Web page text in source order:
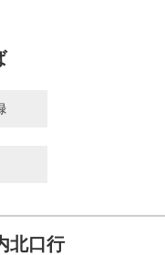
北口行